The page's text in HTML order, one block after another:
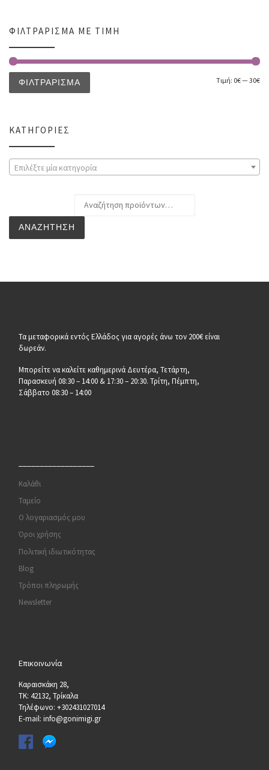
ΦΙΛΤΡΆΡΙΣΜΑ ΜΕ ΤΙΜΉ
ΦΙΛΤΡΆΡΙΣΜΑ Τιμή: 0€—30€
ΚΑΤΗΓΟΡΊΕΣ
Επιλέξτε μία κατηγορία
ΑΝΑΖΉΤΗΣΗ
Τα μεταφορικά εντός Ελλάδος για αγορές άνω τον 200€ είναι
δωρεάν.
Μπορείτε να καλείτε καθημερινά Δευτέρα, Τετάρτη,
Παρασκευή 08:30 – 14:00 & 17:30 – 20:30. Τρίτη, Πέμπτη,
Σάββατο 08:30 – 14:00
Καλάθι
Ταμείο
Ο λογαριασμός μου
Όροι χρήσης
Πολιτική ιδιωτικότητας
Blog
Τρόποι πληρωμής
Newsletter
Επικοινωνία
Καραισκάκη 28,
ΤΚ: 42132, Τρίκαλα
Τηλέφωνο: +302431027014
E-mail: info@gonimigi.gr